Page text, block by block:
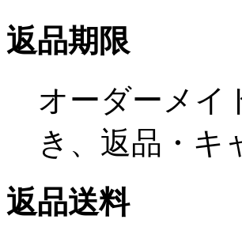
返品期限
オーダーメイ
き、返品・キ
返品送料